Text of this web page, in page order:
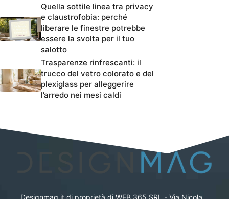
Quella sottile linea tra privacy
e claustrofobia: perché
liberare le finestre potrebbe
essere la svolta per il tuo
salotto
Trasparenze rinfrescanti: il
trucco del vetro colorato e del
plexiglass per alleggerire
l’arredo nei mesi caldi
Designmag.it di proprietà di WEB 365 SRL - Via Nicola